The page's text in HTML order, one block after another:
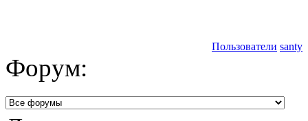
Пользователи santy
Форум: